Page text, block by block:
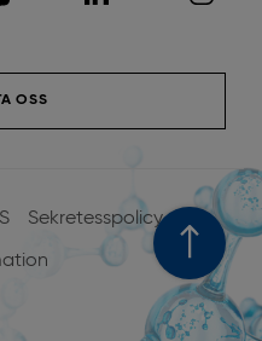
OSS
Sekretesspolicy